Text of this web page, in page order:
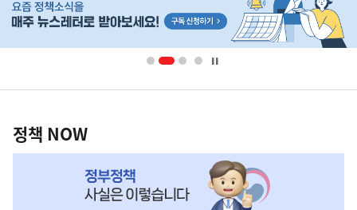
단
영
책
NOW,
정책 NOW